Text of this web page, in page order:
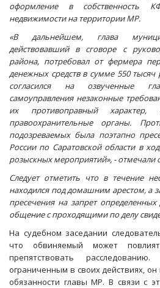
оформление в собственность
недвижимости на территории МР.
«В дальнейшем, глава
действовавший в сговоре с
района, потребовал от фермера
денежных средств в сумме 550
согласился на озвученные
самоуправления незаконные
их противоправный
правоохранительные органы.
подозреваемых была поэтапно
России по Саратовской области в
розыскных мероприятий», - отмечали
Следует отметить что в течение
находился под домашним арестом, а
пресечения на запрет
общение с проходящими по делу
На судебном заседании
что обвиняемый может
препятствовать
ограниченным в своих действиях,
обязанности главы МР. В связи с